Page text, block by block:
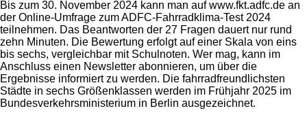
Bis zum 30. November 2024 kann man auf www.fkt.adfc.de an
der Online-Umfrage zum ADFC-Fahrradklima-Test 2024
teilnehmen. Das Beantworten der 27 Fragen dauert nur rund
zehn Minuten. Die Bewertung erfolgt auf einer Skala von eins
bis sechs, vergleichbar mit Schulnoten. Wer mag, kann im
Anschluss einen Newsletter abonnieren, um über die
Ergebnisse informiert zu werden. Die fahrradfreundlichsten
Städte in sechs Größenklassen werden im Frühjahr 2025 im
Bundesverkehrsministerium in Berlin ausgezeichnet.